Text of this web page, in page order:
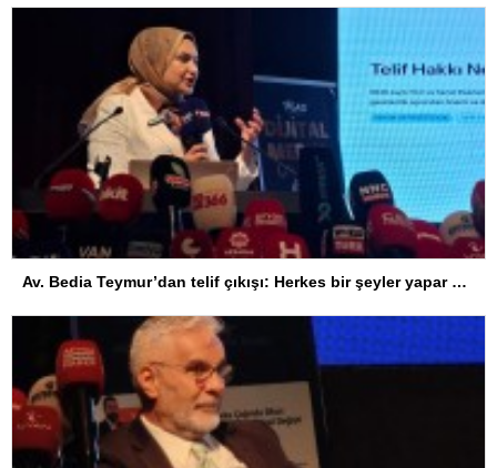
Av. Bedia Teymur’dan telif çıkışı: Herkes bir şeyler yapar ama herkes üretemez